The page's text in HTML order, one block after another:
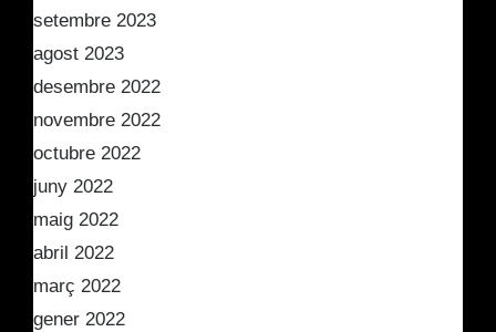
setembre 2023
agost 2023
desembre 2022
novembre 2022
octubre 2022
juny 2022
maig 2022
abril 2022
març 2022
gener 2022